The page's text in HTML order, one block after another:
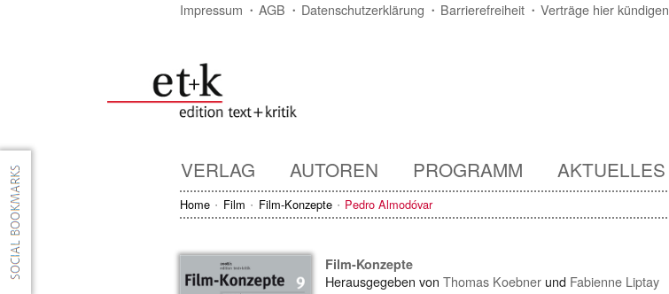
Impressum AGB Datenschutzerklärung Barrierefreiheit Verträge hier kündigen
VERLAG AUTOREN PROGRAMM AKTUELLES
Home Film Film-Konzepte Pedro Almodóvar
Film-Konzepte
Herausgegeben vonThomas Koebner und Fabienne Liptay